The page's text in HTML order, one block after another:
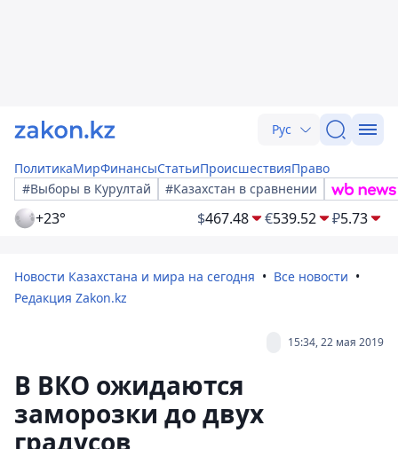
Рус
ПолитикаМирФинансыСтатьиПроисшествияПраво
#Выборы в Курултай
#Казахстан в сравнении
+23° $467.48 €539.52 ₽5.73
Новости Казахстана и мира на сегодня
Все новости
Редакция Zakon.kz
15:34, 22 мая 2019
В ВКО ожидаются
заморозки до двух
градусов